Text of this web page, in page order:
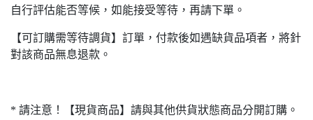
自行評估能否等候，如能接受等待，再請下單。
【可訂購需等待調貨】訂單，付款後如遇缺貨品項者，將針
對該商品無息退款。
* 請注意！【現貨商品】請與其他供貨狀態商品分開訂購。